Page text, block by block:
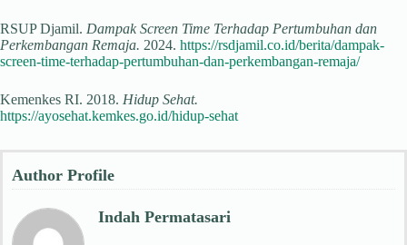
RSUP Djamil. Dampak Screen Time Terhadap Pertumbuhan dan
Perkembangan Remaja. 2024. https://rsdjamil.co.id/berita/dampak-
screen-time-terhadap-pertumbuhan-dan-perkembangan-remaja/
Kemenkes RI. 2018. Hidup Sehat.
https://ayosehat.kemkes.go.id/hidup-sehat
Author Profile
Indah Permatasari